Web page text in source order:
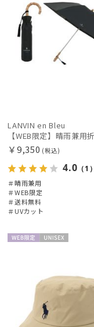
LANVIN en Bleu
￥9,350 (税込)
4.0 （1）
＃晴雨兼用
＃WEB限定
＃送料無料
＃UVカット